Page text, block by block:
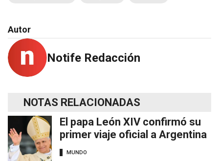
Autor
Notife Redacción
NOTAS RELACIONADAS
El papa León XIV confirmó su
primer viaje oficial a Argentina
MUNDO